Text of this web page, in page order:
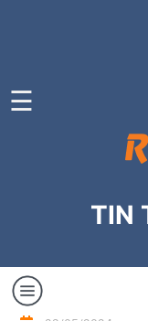
☰
TY
THÀNH
TIN